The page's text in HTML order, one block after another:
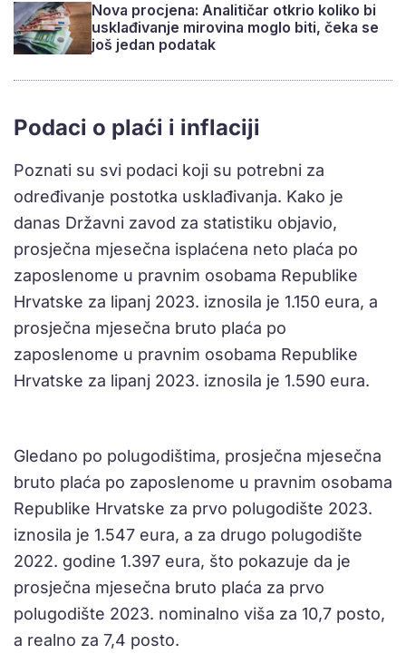
Nova procjena: Analitičar otkrio koliko bi
usklađivanje mirovina moglo biti, čeka se
još jedan podatak
Podaci o plaći i inflaciji
Poznati su svi podaci koji su potrebni za
određivanje postotka usklađivanja. Kako je
danas Državni zavod za statistiku objavio,
prosječna mjesečna isplaćena neto plaća po
zaposlenome u pravnim osobama Republike
Hrvatske za lipanj 2023. iznosila je 1.150 eura, a
prosječna mjesečna bruto plaća po
zaposlenome u pravnim osobama Republike
Hrvatske za lipanj 2023. iznosila je 1.590 eura.
Gledano po polugodištima, prosječna mjesečna
bruto plaća po zaposlenome u pravnim osobama
Republike Hrvatske za prvo polugodište 2023.
iznosila je 1.547 eura, a za drugo polugodište
2022. godine 1.397 eura, što pokazuje da je
prosječna mjesečna bruto plaća za prvo
polugodište 2023. nominalno viša za 10,7 posto,
a realno za 7,4 posto.